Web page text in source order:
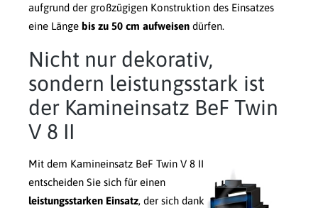
aufgrund der großzügigen Konstruktion des Einsatzes
eine Länge bis zu 50 cm aufweisen dürfen.
Nicht nur dekorativ,
sondern leistungsstark ist
der Kamineinsatz BeF Twin
V 8 II
Mit dem Kamineinsatz BeF Twin V 8 II
entscheiden Sie sich für einen
leistungsstarken Einsatz, der sich dank